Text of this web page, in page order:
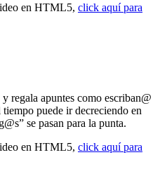
en HTML5, click aquí para
regala apuntes como escriban@
puede ir decreciendo en
se pasan para la punta.
en HTML5, click aquí para